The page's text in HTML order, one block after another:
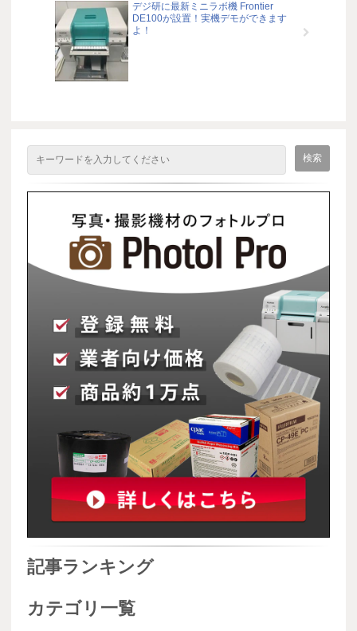
デジ研に最新ミニラボ機 Frontier
DE100が設置！実機デモができます
よ！
記事ランキング
カテゴリ一覧